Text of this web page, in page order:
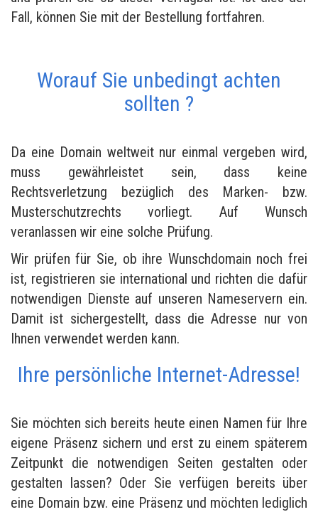
Fall, können Sie mit der Bestellung fortfahren.
Worauf Sie unbedingt achten
sollten ?
Da eine Domain weltweit nur einmal vergeben wird,
muss gewährleistet sein, dass keine
Rechtsverletzung bezüglich des Marken- bzw.
Musterschutzrechts vorliegt. Auf Wunsch
veranlassen wir eine solche Prüfung.
Wir prüfen für Sie, ob ihre Wunschdomain noch frei
ist, registrieren sie international und richten die dafür
notwendigen Dienste auf unseren Nameservern ein.
Damit ist sichergestellt, dass die Adresse nur von
Ihnen verwendet werden kann.
Ihre persönliche Internet-Adresse!
Sie möchten sich bereits heute einen Namen für Ihre
eigene Präsenz sichern und erst zu einem späterem
Zeitpunkt die notwendigen Seiten gestalten oder
gestalten lassen? Oder Sie verfügen bereits über
eine Domain bzw. eine Präsenz und möchten lediglich